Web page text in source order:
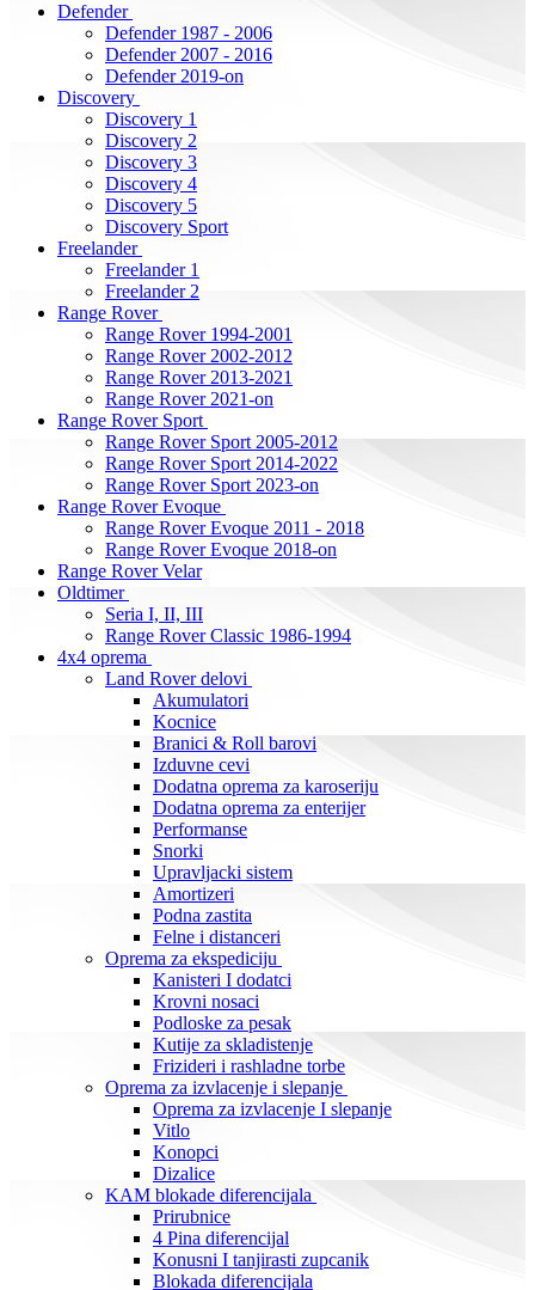
Defender
Defender 1987 - 2006
Defender 2007 - 2016
Defender 2019-on
Discovery
Discovery 1
Discovery 2
Discovery 3
Discovery 4
Discovery 5
Discovery Sport
Freelander
Freelander 1
Freelander 2
Range Rover
Range Rover 1994-2001
Range Rover 2002-2012
Range Rover 2013-2021
Range Rover 2021-on
Range Rover Sport
Range Rover Sport 2005-2012
Range Rover Sport 2014-2022
Range Rover Sport 2023-on
Range Rover Evoque
Range Rover Evoque 2011 - 2018
Range Rover Evoque 2018-on
Range Rover Velar
Oldtimer
Seria I, II, III
Range Rover Classic 1986-1994
4x4 oprema
Land Rover delovi
Akumulatori
Kocnice
Branici & Roll barovi
Izduvne cevi
Dodatna oprema za karoseriju
Dodatna oprema za enterijer
Performanse
Snorki
Upravljacki sistem
Amortizeri
Podna zastita
Felne i distanceri
Oprema za ekspediciju
Kanisteri I dodatci
Krovni nosaci
Podloske za pesak
Kutije za skladistenje
Frizideri i rashladne torbe
Oprema za izvlacenje i slepanje
Oprema za izvlacenje I slepanje
Vitlo
Konopci
Dizalice
KAM blokade diferencijala
Prirubnice
4 Pina diferencijal
Konusni I tanjirasti zupcanik
Blokada diferencijala